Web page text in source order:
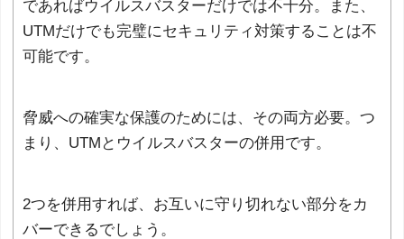
であればウイルスバスターだけでは不十分。また、
UTMだけでも完璧にセキュリティ対策することは不
可能です。
脅威への確実な保護のためには、その両方必要。つ
まり、UTMとウイルスバスターの併用です。
2つを併用すれば、お互いに守り切れない部分をカ
バーできるでしょう。